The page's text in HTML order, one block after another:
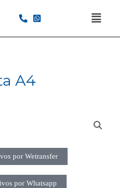
A4
por Wetransfer
por Whatsapp